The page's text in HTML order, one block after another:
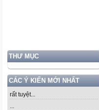
THƯ MỤC
CÁC Ý KIẾN MỚI NHẤT
rất tuyệt...
...